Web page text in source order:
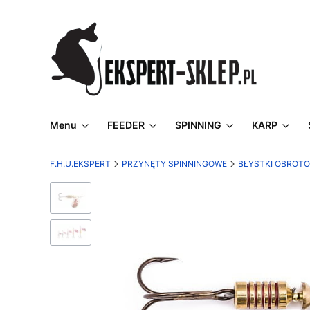
Menu FEEDER SPINNING KARP
F.H.U.EKSPERT PRZYNĘTY SPINNINGOWE BŁYSTKI